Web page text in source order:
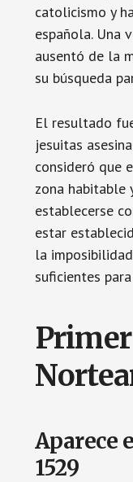
catolicismo y
española. Una
ausentó de la
su búsqueda
El resultado
jesuitas
consideró que
zona habitable
establecerse
estar
la
suficientes
Aparece
1529